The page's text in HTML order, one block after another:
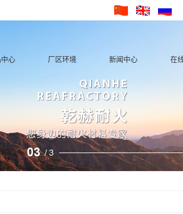
home/lnqhnhglvn3qwhin5h/wwwroot/source/model/
心 厂区环境 新闻中心 在